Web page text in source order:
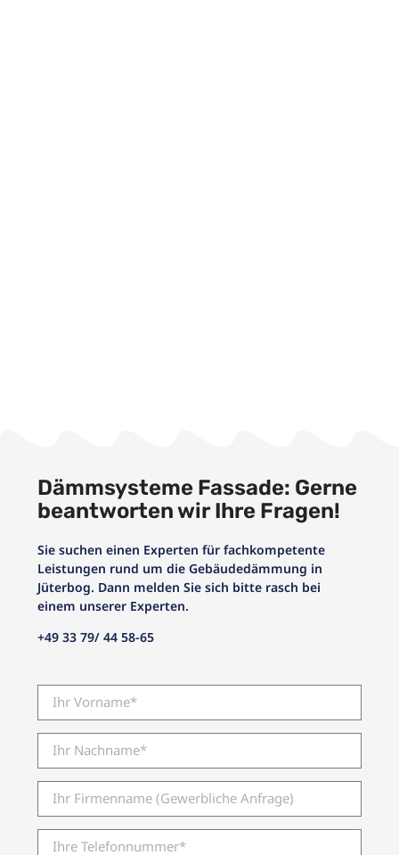
Dämmsysteme Fassade: Gerne
beantworten wir Ihre Fragen!
Sie suchen einen Experten für fachkompetente
Leistungen rund um die Gebäudedämmung in
Jüterbog. Dann melden Sie sich bitte rasch bei
einem unserer Experten.
+49 33 79/ 44 58-65